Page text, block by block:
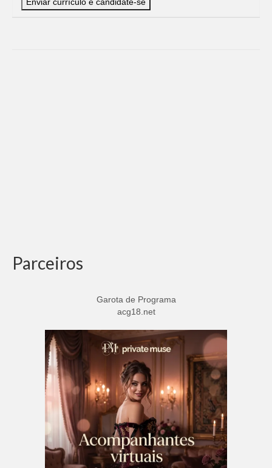
Parceiros
Garota de Programa
acg18.net